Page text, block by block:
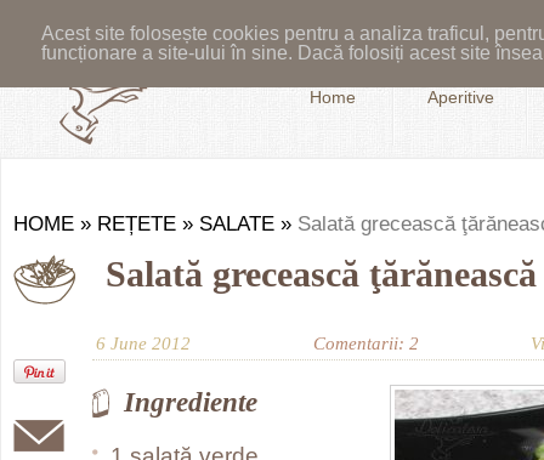
Acest site folosește cookies pentru a analiza traficul,
funcționare a site-ului în sine. Dacă folosiți acest site
Home Aperitive
HOME » REȚETE » SALATE » Salată grecească
Salată grecească ţărănească
6 June 2012 Comentarii: 2
Ingrediente